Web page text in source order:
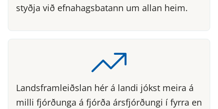
styðja við efnahagsbatann um allan heim.
Landsframleiðslan hér á landi jókst meira á
milli fjórðunga á fjórða ársfjórðungi í fyrra en